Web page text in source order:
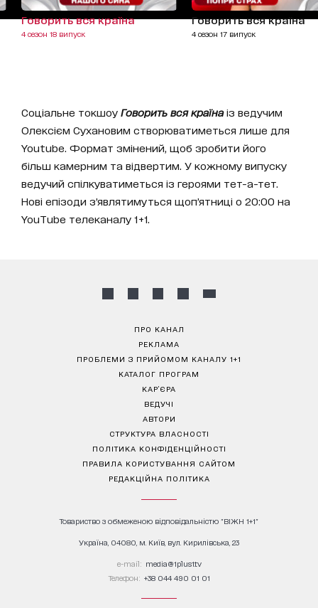
Говорить вся країна
4 сезон 18 випуск
Говорить вся країна
4 сезон 17 випуск
Соціальне токшоу Говорить вся країнаіз ведучим
Олексієм Сухановим створюватиметься лише для
Youtube. Формат змінений, щоб зробити його
більш камерним та відвертим. У кожному випуску
ведучий спілкуватиметься із героями тет-а-тет.
Нові епізоди з’являтимуться щоп’ятниці о 20:00 на
YouTube телеканалу 1+1.
ПРО КАНАЛ
РЕКЛАМА
ПРОБЛЕМИ З ПРИЙОМОМ КАНАЛУ 1+1
КАТАЛОГ ПРОГРАМ
КАР’ЄРА
ВЕДУЧІ
АВТОРИ
СТРУКТУРА ВЛАСНОСТІ
ПОЛІТИКА КОНФІДЕНЦІЙНОСТІ
ПРАВИЛА КОРИСТУВАННЯ САЙТОМ
РЕДАКЦІЙНА ПОЛІТИКА
Товариство з обмеженою відповідальністю "ВІЖН 1+1"
Україна, 04080, м. Київ, вул. Кирилівська, 23
е-mail: media@1plus1.tv
Телефон: +38 044 490 01 01